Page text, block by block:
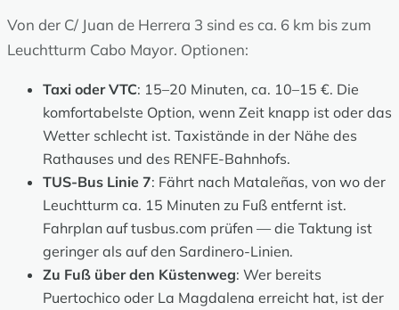
Von der C/ Juan de Herrera 3 sind es ca. 6 km bis zum
Leuchtturm Cabo Mayor. Optionen:
Taxi oder VTC: 15–20 Minuten, ca. 10–15 €. Die
komfortabelste Option, wenn Zeit knapp ist oder das
Wetter schlecht ist. Taxistände in der Nähe des
Rathauses und des RENFE-Bahnhofs.
TUS-Bus Linie 7: Fährt nach Mataleñas, von wo der
Leuchtturm ca. 15 Minuten zu Fuß entfernt ist.
Fahrplan auftusbus.com prüfen — die Taktung ist
geringer als auf den Sardinero-Linien.
Zu Fuß über den Küstenweg: Wer bereits
Puertochico oder La Magdalena erreicht hat, ist der